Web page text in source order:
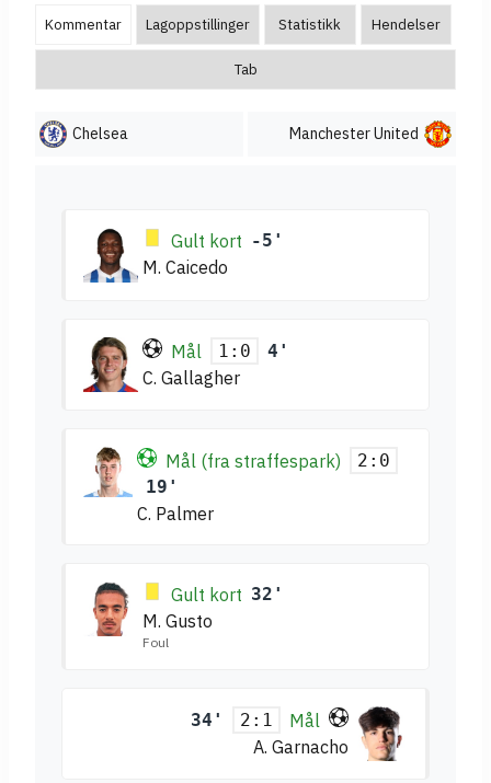
Kommentar Lagoppstillinger Statistikk Hendelser
Tab
Chelsea Manchester United
Gult kort -5'
M. Caicedo
Mål 1:0 4'
C. Gallagher
Mål (fra straffespark)
2:0
19'
C. Palmer
Gult kort 32'
M. Gusto
Foul
34' 2:1
Mål
A. Garnacho